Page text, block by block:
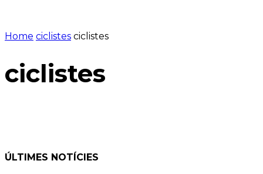
Home ciclistes ciclistes
ciclistes
ÚLTIMES NOTÍCIES